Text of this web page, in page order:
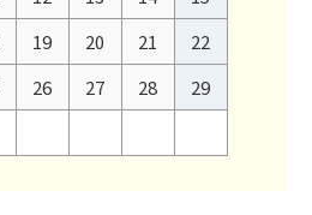
19 20 21
22
26 27 28
29